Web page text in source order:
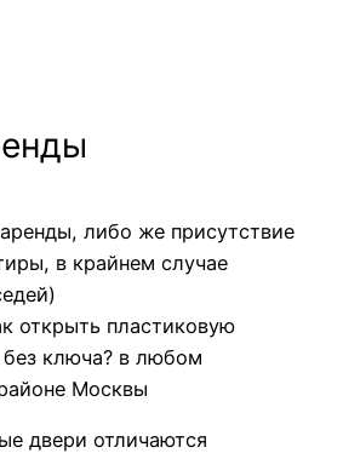
либо же присутствие
в крайнем случае
двери отличаются